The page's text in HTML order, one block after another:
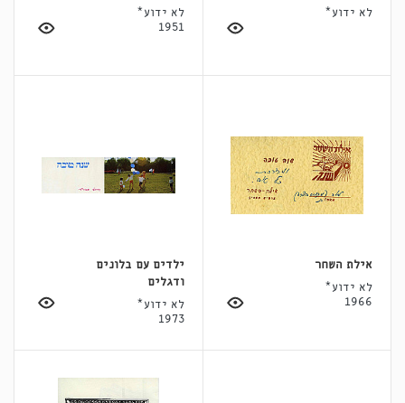
לא ידוע*
לא ידוע*
1951
אילת השחר
לא ידוע*
1966
ילדים עם בלונים
ודגלים
לא ידוע*
1973